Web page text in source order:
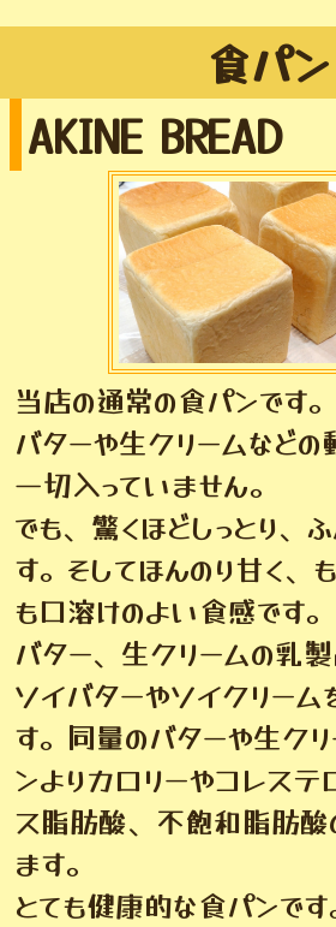
食パン
AKINE BREAD
当店の通常の食パンです。
バターや生クリームなど
一切入っていません。
でも、驚くほどしっとり、
す。そしてほんのり甘く、
も口溶けのよい食感です。
バター、生クリームの乳製
ソイバターやソイクリーム
す。同量のバターや生ク
ンよりカロリーやコレステ
ス脂肪酸、不飽和脂肪酸
ます。
とても健康的な食パンです